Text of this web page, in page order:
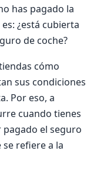
has pagado la
¿está cubierta
de coche?
cómo
sus condiciones
Por eso, a
cuando tienes
pagado el seguro
refiere a la